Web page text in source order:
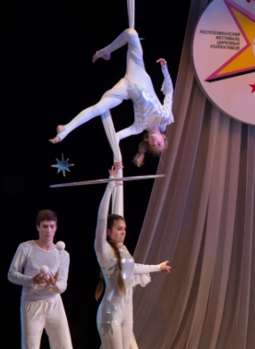
Коллективы Новости
ОТЧЕТЫ ГКЦ